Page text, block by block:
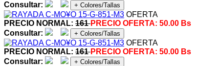
Consultar:
+ Colores/Tallas
OFERTA
PRECIO NORMAL: 161PRECIO OFERTA: 50.00 Bs
Consultar:
+ Colores/Tallas
OFERTA
PRECIO NORMAL: 161PRECIO OFERTA: 50.00 Bs
Consultar:
+ Colores/Tallas